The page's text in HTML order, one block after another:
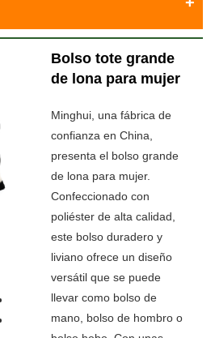
Bolso tote grande
de lona para mujer
Minghui, una fábrica de
confianza en China,
presenta el bolso grande
de lona para mujer.
Confeccionado con
poliéster de alta calidad,
este bolso duradero y
liviano ofrece un diseño
versátil que se puede
llevar como bolso de
mano, bolso de hombro o